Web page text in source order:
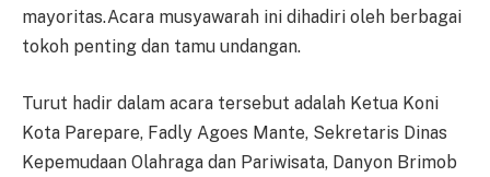
mayoritas.Acara musyawarah ini dihadiri oleh berbagai
tokoh penting dan tamu undangan.
Turut hadir dalam acara tersebut adalah Ketua Koni
Kota Parepare, Fadly Agoes Mante, Sekretaris Dinas
Kepemudaan Olahraga dan Pariwisata, Danyon Brimob